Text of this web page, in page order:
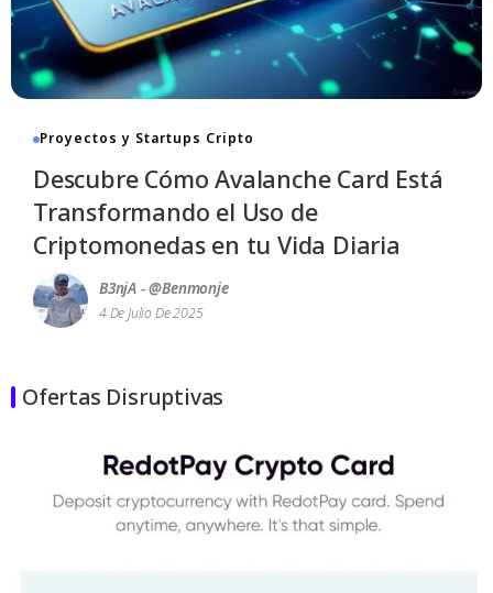
De 2025 - 08:55 12 Min Read
Proyectos y Startups Cripto
Descubre Cómo Avalanche Card Está
Transformando el Uso de
Criptomonedas en tu Vida Diaria
B3njA - @benmonje
4 De Julio De 2025
Ofertas Disruptivas